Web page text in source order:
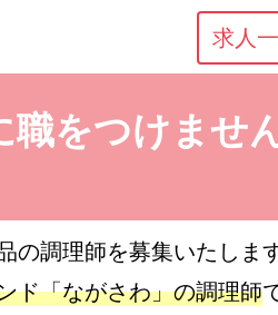
求人
をつけませ
調理師を募集いたしま
ド「ながさわ」の調理師